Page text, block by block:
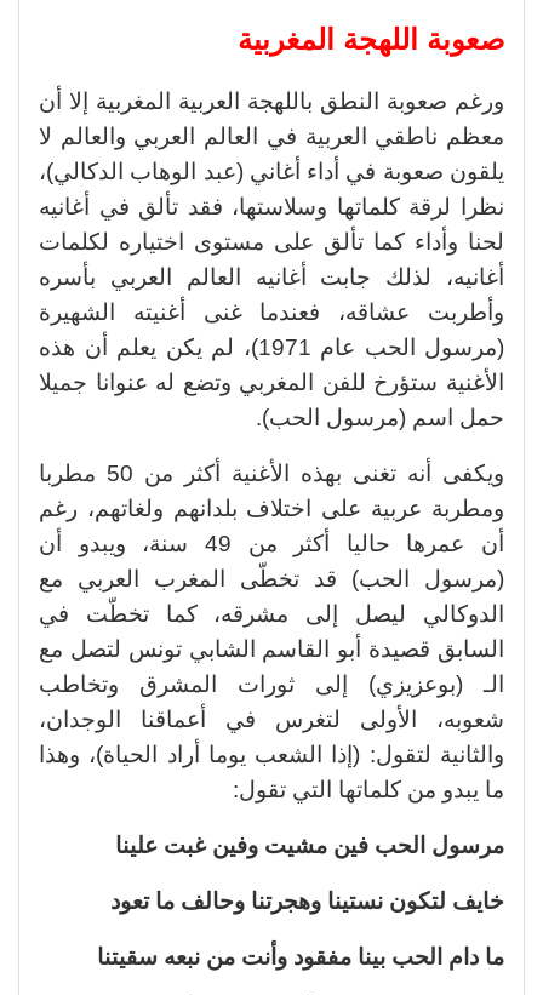
صعوبة اللهجة المغربية
ورغم صعوبة النطق باللهجة العربية المغربية إلا أن
معظم ناطقي العربية في العالم العربي والعالم لا
يلقون صعوبة في أداء أغاني (عبد الوهاب الدكالي)،
نظرا لرقة كلماتها وسلاستها، فقد تألق في أغانيه
لحنا وأداء كما تألق على مستوى اختياره لكلمات
أغانيه، لذلك جابت أغانيه العالم العربي بأسره
وأطربت عشاقه، فعندما غنى أغنيته الشهيرة
(مرسول الحب عام 1971)، لم يكن يعلم أن هذه
الأغنية ستؤرخ للفن المغربي وتضع له عنوانا جميلا
حمل اسم (مرسول الحب).
ويكفى أنه تغنى بهذه الأغنية أكثر من 50 مطربا
ومطربة عربية على اختلاف بلدانهم ولغاتهم، رغم
أن عمرها حاليا أكثر من 49 سنة، ويبدو أن
(مرسول الحب) قد تخطّى المغرب العربي مع
الدوكالي ليصل إلى مشرقه، كما تخطّت في
السابق قصيدة أبو القاسم الشابي تونس لتصل مع
الـ (بوعزيزي) إلى ثورات المشرق وتخاطب
شعوبه، الأولى لتغرس في أعماقنا الوجدان،
والثانية لتقول: (إذا الشعب يوما أراد الحياة)، وهذا
ما يبدو من كلماتها التي تقول:
مرسول الحب فين مشيت وفين غبت علينا
خايف لتكون نستينا وهجرتنا وحالف ما تعود
ما دام الحب بينا مفقود وأنت من نبعه سقيتنا